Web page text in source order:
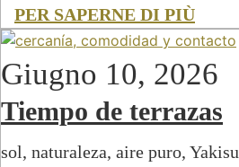
PER SAPERNE DI PIÙ
Giugno 10, 2026
Tiempo de terrazas
sol, naturaleza, aire puro,